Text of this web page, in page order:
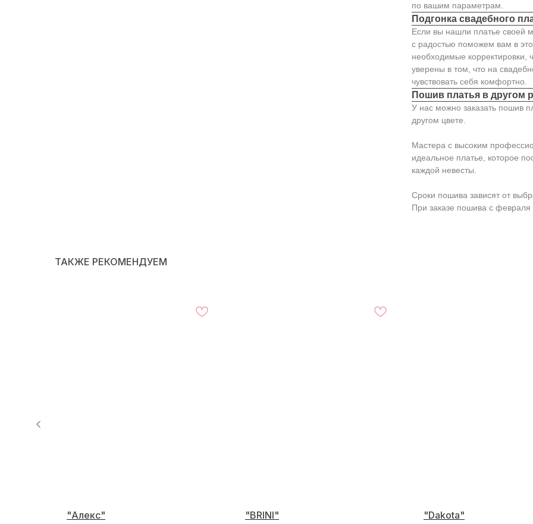
по вашим параметрам.
Подгонка свадебного
Если вы нашли платье своей
с радостью поможем вам в
необходимые корректировки,
уверены в том, что на
чувствовать себя комфортно.
Пошив платья в другом
У нас можно заказать пошив
другом цвете.
Мастера с высоким
идеальное платье, которое
каждой невесты.
Сроки пошива зависят от
При заказе пошива с февраля
ТАКЖЕ РЕКОМЕНДУЕМ
"Алекс" "BRINI" "Dakota"